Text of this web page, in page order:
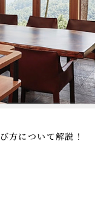
方について解説！